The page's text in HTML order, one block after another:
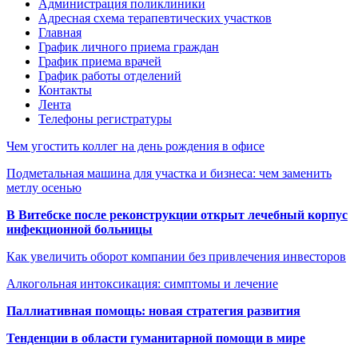
Администрация поликлиники
Адресная схема терапевтических участков
Главная
График личного приема граждан
График приема врачей
График работы отделений
Контакты
Лента
Телефоны регистратуры
Чем угостить коллег на день рождения в офисе
Подметальная машина для участка и бизнеса: чем заменить
метлу осенью
В Витебске после реконструкции открыт лечебный корпус
инфекционной больницы
Как увеличить оборот компании без привлечения инвесторов
Алкогольная интоксикация: симптомы и лечение
Паллиативная помощь: новая стратегия развития
Тенденции в области гуманитарной помощи в мире